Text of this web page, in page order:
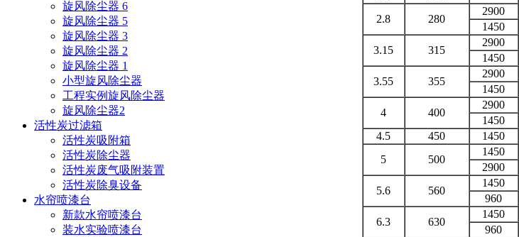
旋风除尘器 6
旋风除尘器 5
旋风除尘器 3
旋风除尘器 2
旋风除尘器 1
小型旋风除尘器
工程实例旋风除尘器
旋风除尘器2
活性炭过滤箱
活性炭吸附箱
活性炭除尘器
活性炭废气吸附装置
活性炭除臭设备
水帘喷漆台
新款水帘喷漆台
装水实验喷漆台
2.8 280
2900
1450
3.15
315
2900
1450
3.55
355
2900
1450
4
400
2900
1450
4.5
450 1450
5
500
1450
2900
5.6
560
1450
960
6.3
630
1450
960